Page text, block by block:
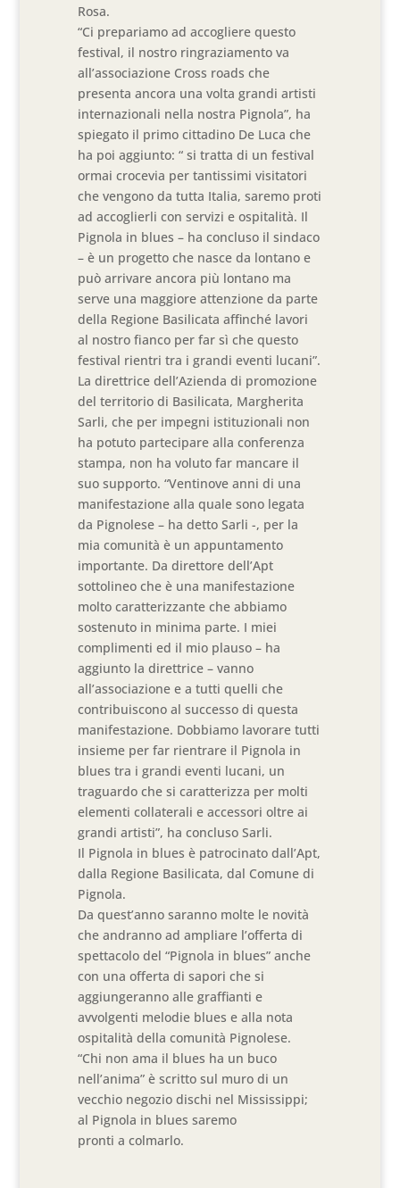
Rosa.
“Ci prepariamo ad accogliere questo
festival, il nostro ringraziamento va
all’associazione Cross roads che
presenta ancora una volta grandi artisti
internazionali nella nostra Pignola”, ha
spiegato il primo cittadino De Luca che
ha poi aggiunto: “ si tratta di un festival
ormai crocevia per tantissimi visitatori
che vengono da tutta Italia, saremo proti
ad accoglierli con servizi e ospitalità. Il
Pignola in blues – ha concluso il sindaco
– è un progetto che nasce da lontano e
può arrivare ancora più lontano ma
serve una maggiore attenzione da parte
della Regione Basilicata affinché lavori
al nostro fianco per far sì che questo
festival rientri tra i grandi eventi lucani”.
La direttrice dell’Azienda di promozione
del territorio di Basilicata, Margherita
Sarli, che per impegni istituzionali non
ha potuto partecipare alla conferenza
stampa, non ha voluto far mancare il
suo supporto. “Ventinove anni di una
manifestazione alla quale sono legata
da Pignolese – ha detto Sarli -, per la
mia comunità è un appuntamento
importante. Da direttore dell’Apt
sottolineo che è una manifestazione
molto caratterizzante che abbiamo
sostenuto in minima parte. I miei
complimenti ed il mio plauso – ha
aggiunto la direttrice – vanno
all’associazione e a tutti quelli che
contribuiscono al successo di questa
manifestazione. Dobbiamo lavorare tutti
insieme per far rientrare il Pignola in
blues tra i grandi eventi lucani, un
traguardo che si caratterizza per molti
elementi collaterali e accessori oltre ai
grandi artisti”, ha concluso Sarli.
Il Pignola in blues è patrocinato dall’Apt,
dalla Regione Basilicata, dal Comune di
Pignola.
Da quest’anno saranno molte le novità
che andranno ad ampliare l’offerta di
spettacolo del “Pignola in blues” anche
con una offerta di sapori che si
aggiungeranno alle graffianti e
avvolgenti melodie blues e alla nota
ospitalità della comunità Pignolese.
“Chi non ama il blues ha un buco
nell’anima” è scritto sul muro di un
vecchio negozio dischi nel Mississippi;
al Pignola in blues saremo
pronti a colmarlo.